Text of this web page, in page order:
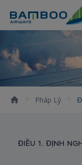
Điều lệ vận
Pháp Lý
ĐIỀU 1. ĐỊNH